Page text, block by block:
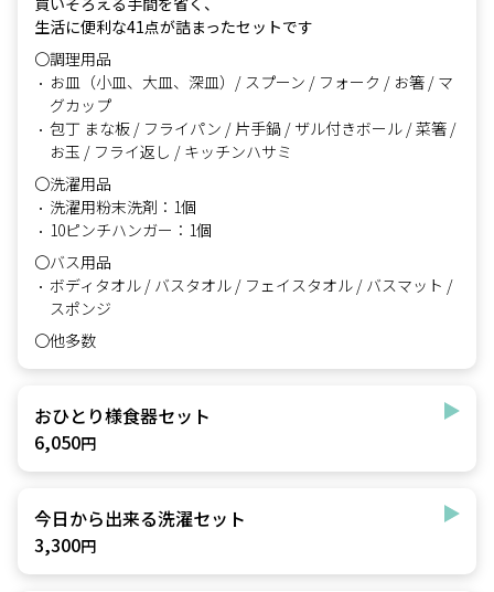
生活に便利な41点が詰まったセットです
〇調理用品
お皿（小皿、大皿、深皿）/ スプーン / フォーク / お箸 / マ
グカップ
包丁 まな板 / フライパン / 片手鍋 / ザル付きボール / 菜箸 /
お玉 / フライ返し / キッチンハサミ
〇洗濯用品
洗濯用粉末洗剤：1個
10ピンチハンガー：1個
〇バス用品
ボディタオル / バスタオル / フェイスタオル / バスマット /
スポンジ
〇他多数
おひとり様食器セット
6,050円
今日から出来る洗濯セット
3,300円